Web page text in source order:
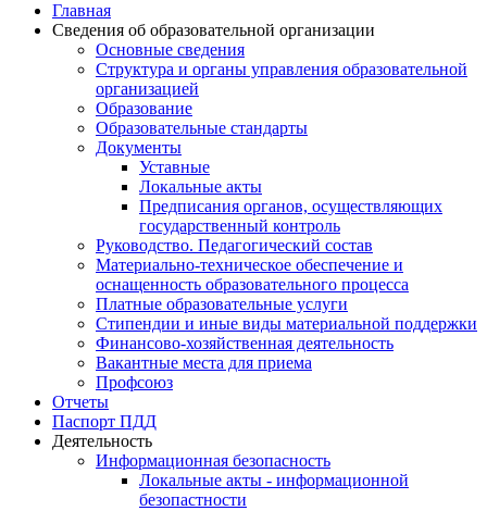
Главная
Сведения об образовательной организации
Основные сведения
Структура и органы управления образовательной
организацией
Образование
Образовательные стандарты
Документы
Уставные
Локальные акты
Предписания органов, осуществляющих
государственный контроль
Руководство. Педагогический состав
Материально-техническое обеспечение и
оснащенность образовательного процесса
Платные образовательные услуги
Стипендии и иные виды материальной поддержки
Финансово-хозяйственная деятельность
Вакантные места для приема
Профсоюз
Отчеты
Паспорт ПДД
Деятельность
Информационная безопасность
Локальные акты - информационной
безопастности